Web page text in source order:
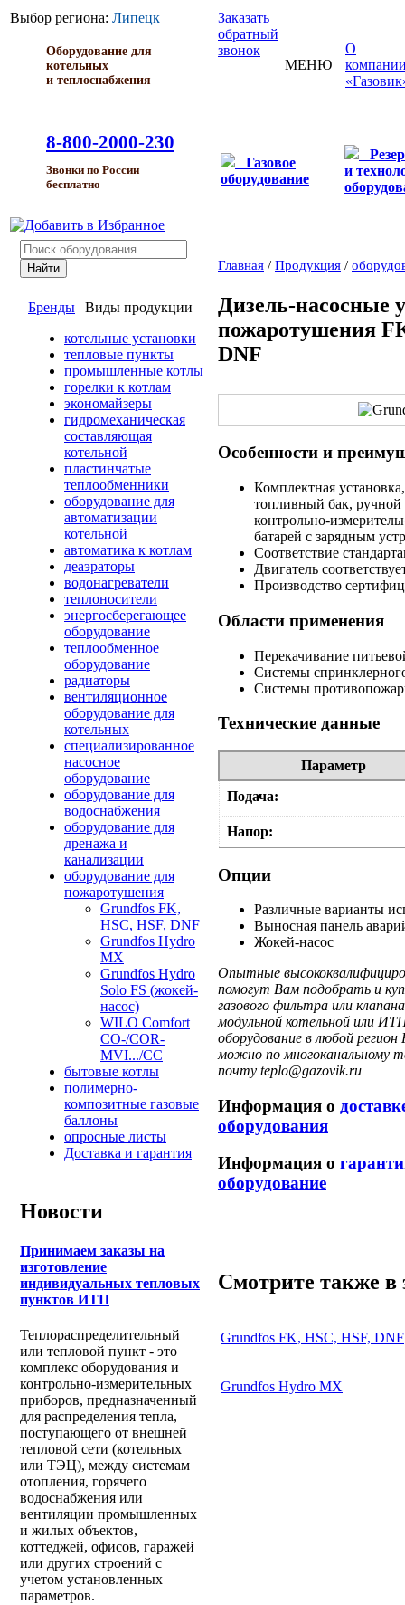
Выбор региона: Липецк
Оборудование для
котельных
и теплоснабжения
8-800-2000-230
Звонки по России
бесплатно
Заказать
обратный
звонок
МЕНЮ
О
Газовое
оборудование
и
Бренды | Виды продукции
котельные установки
тепловые пункты
промышленные котлы
горелки к котлам
экономайзеры
гидромеханическая
составляющая
котельной
пластинчатые
теплообменники
оборудование для
автоматизации
котельной
автоматика к котлам
деаэраторы
водонагреватели
теплоносители
энергосберегающее
оборудование
теплообменное
оборудование
радиаторы
вентиляционное
оборудование для
котельных
специализированное
насосное
оборудование
оборудование для
водоснабжения
оборудование для
дренажа и
канализации
оборудование для
пожаротушения
Grundfos FK,
HSC, HSF, DNF
Grundfos Hydro
MX
Grundfos Hydro
Solo FS (жокей-
насос)
WILO Comfort
CO-/COR-
MVI.../CC
бытовые котлы
полимерно-
композитные газовые
баллоны
опросные листы
Доставка и гарантия
Новости
Принимаем заказы на
изготовление
индивидуальных тепловых
пунктов ИТП
Теплораспределительный
или тепловой пункт - это
комплекс оборудования и
контрольно-измерительных
приборов, предназначенный
для распределения тепла,
поступающего от внешней
тепловой сети (котельных
или ТЭЦ), между системам
отопления, горячего
водоснабжения или
вентиляции промышленных
и жилых объектов,
коттеджей, офисов, гаражей
или других строений с
учетом установленных
параметров.
Главная / Продукция /
Дизель-насосные
пожаротушения
DNF
Особенности и
Комплектная
топливный бак, ручной
контрольно-
батарей с зарядным
Соответствие
Двигатель
Производство
Области применения
Перекачивание
Cистемы
Cистемы
Технические данные
Параметр
Подача:
Напор:
Опции
Различные варианты
Выносная панель
Жокей-насос
Опытные
помогут Вам подобрать и
газового фильтра или
модульной котельной или
оборудование в любой
можно по многоканальному
почту teplo@gazovik.ru
Информация о
оборудования
Информация о
оборудование
Смотрите также в
Grundfos FK, HSC, HSF, DNF
Grundfos Hydro MX